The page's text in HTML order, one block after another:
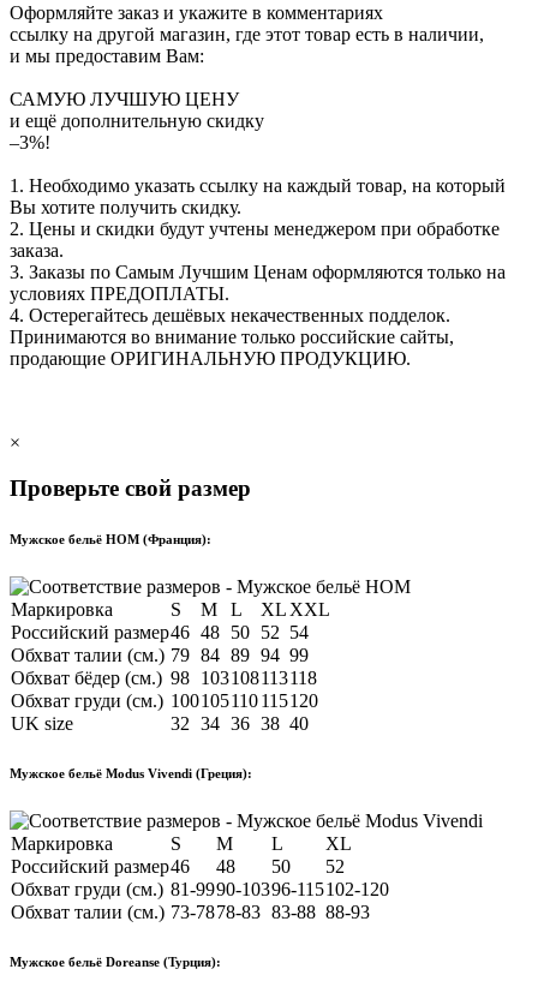
Оформляйте заказ и укажите в комментариях
ссылку на другой магазин, где этот товар есть в наличии,
и мы предоставим Вам:
САМУЮ ЛУЧШУЮ ЦЕНУ
и ещё дополнительную скидку
–3%!
1. Необходимо указать ссылку на каждый товар, на который
Вы хотите получить скидку.
2. Цены и скидки будут учтены менеджером при обработке
заказа.
3. Заказы по Самым Лучшим Ценам оформляются только на
условиях ПРЕДОПЛАТЫ.
4. Остерегайтесь дешёвых некачественных подделок.
Принимаются во внимание только российские сайты,
продающие ОРИГИНАЛЬНУЮ ПРОДУКЦИЮ.
×
Проверьте свой размер
Мужское бельё HOM (Франция):
Маркировка S M L XL XXL
Российский размер46 48 50 52 54
Обхват талии (см.) 79 84 89 94 99
Обхват бёдер (см.) 98 103108113118
Обхват груди (см.) 100105110115120
UK size
32 34 36 38 40
Мужское бельё Modus Vivendi (Греция):
Маркировка S M L
XL
Российский размер46 48 50
52
Обхват груди (см.) 81-9990-10396-115102-120
Обхват талии (см.) 73-7878-83 83-88 88-93
Мужское бельё Doreanse (Турция):